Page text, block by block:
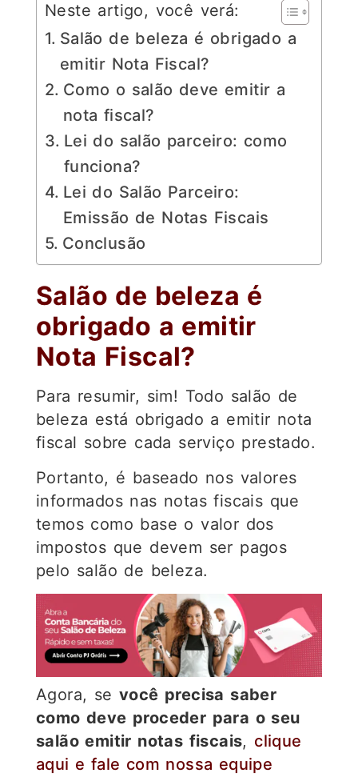
Neste artigo, você verá:
Salão de beleza é obrigado a
emitir Nota Fiscal?
Como o salão deve emitir a
nota fiscal?
Lei do salão parceiro: como
funciona?
Lei do Salão Parceiro:
Emissão de Notas Fiscais
Conclusão
Salão de beleza é
obrigado a emitir
Nota Fiscal?
Para resumir, sim! Todo salão de
beleza está obrigado a emitir nota
fiscal sobre cada serviço prestado.
Portanto, é baseado nos valores
informados nas notas fiscais que
temos como base o valor dos
impostos que devem ser pagos
pelo salão de beleza.
Agora, se você precisa saber
como deve proceder para o seu
salão emitir notas fiscais, clique
aqui e fale com nossa equipe